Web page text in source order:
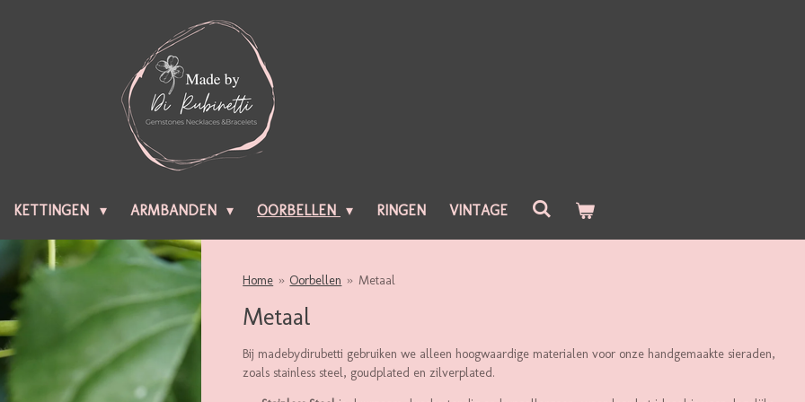
KETTINGEN ARMBANDEN OORBELLEN RINGEN VINTAGE
Home » Oorbellen » Metaal
Metaal
Bij madebydirubetti gebruiken we alleen hoogwaardige materialen voor onze handgemaakte sieraden,
zoals stainless steel, goudplated en zilverplated.